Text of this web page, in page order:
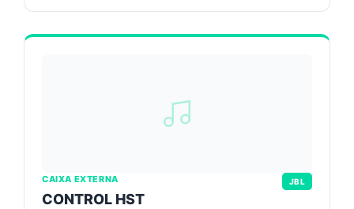
CAIXA EXTERNA JBL
CONTROL HST